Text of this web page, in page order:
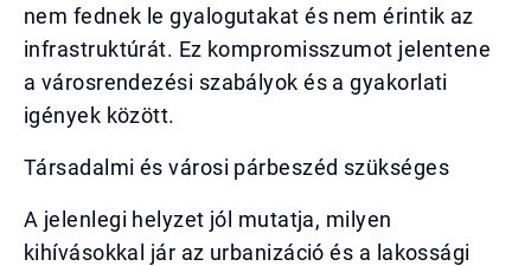
nem fednek le gyalogutakat és nem érintik az
infrastruktúrát. Ez kompromisszumot jelentene
a városrendezési szabályok és a gyakorlati
igények között.
Társadalmi és városi párbeszéd szükséges
A jelenlegi helyzet jól mutatja, milyen
kihívásokkal jár az urbanizáció és a lakossági